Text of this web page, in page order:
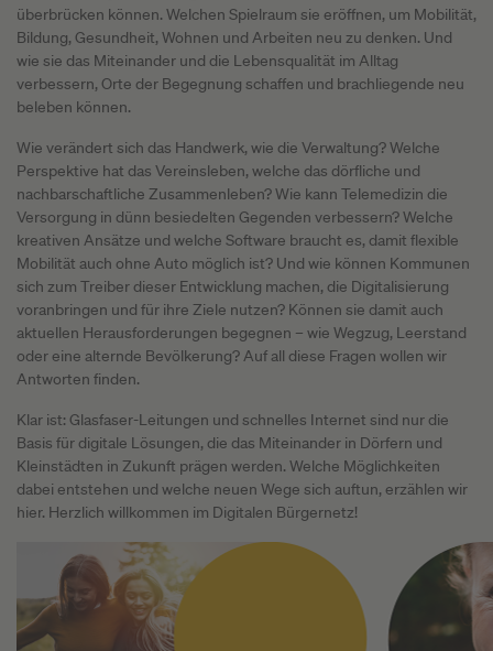
überbrücken können. Welchen Spielraum sie eröffnen, um Mobilität,
Bildung, Gesundheit, Wohnen und Arbeiten neu zu denken. Und
wie sie das Miteinander und die Lebensqualität im Alltag
verbessern, Orte der Begegnung schaffen und brachliegende neu
beleben können.
Wie verändert sich das Handwerk, wie die Verwaltung? Welche
Perspektive hat das Vereinsleben, welche das dörfliche und
nachbarschaftliche Zusammenleben? Wie kann Telemedizin die
Versorgung in dünn besiedelten Gegenden verbessern? Welche
kreativen Ansätze und welche Software braucht es, damit flexible
Mobilität auch ohne Auto möglich ist? Und wie können Kommunen
sich zum Treiber dieser Entwicklung machen, die Digitalisierung
voranbringen und für ihre Ziele nutzen? Können sie damit auch
aktuellen Herausforderungen begegnen – wie Wegzug, Leerstand
oder eine alternde Bevölkerung? Auf all diese Fragen wollen wir
Antworten finden.
Klar ist: Glasfaser-Leitungen und schnelles Internet sind nur die
Basis für digitale Lösungen, die das Miteinander in Dörfern und
Kleinstädten in Zukunft prägen werden. Welche Möglichkeiten
dabei entstehen und welche neuen Wege sich auftun, erzählen wir
hier. Herzlich willkommen im Digitalen Bürgernetz!